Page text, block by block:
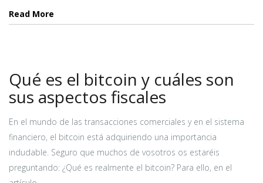
Read More
Qué es el bitcoin y cuáles son
sus aspectos fiscales
En el mundo de las transacciones comerciales y en el sistema
financiero, el bitcoin está adquiriendo una importancia
indudable. Seguro que muchos de vosotros os estaréis
preguntando: ¿Qué es realmente el bitcoin? Para ello, en el